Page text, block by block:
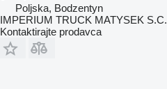
Poljska, Bodzentyn
IMPERIUM TRUCK MATYSEK S.C.
Kontaktirajte prodavca